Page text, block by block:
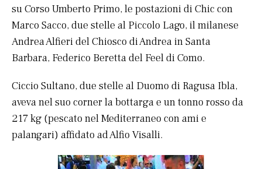
su Corso Umberto Primo, le postazioni di Chic con
Marco Sacco, due stelle al Piccolo Lago, il milanese
Andrea Alfieri del Chiosco di Andrea in Santa
Barbara, Federico Beretta del Feel di Como.
Ciccio Sultano, due stelle al Duomo di Ragusa Ibla,
aveva nel suo corner la bottarga e un tonno rosso da
217 kg (pescato nel Mediterraneo con ami e
palangari) affidato ad Alfio Visalli.